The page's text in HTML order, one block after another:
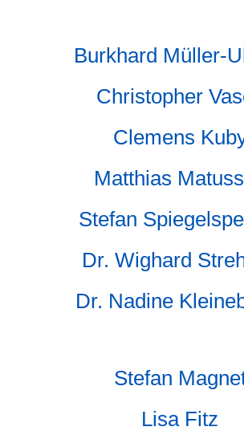
Burkhard Müller-
Christopher
Clemens
Matthias
Stefan
Dr. Wighard
Dr. Nadine
Stefan
Lisa Fitz